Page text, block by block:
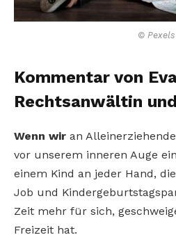
© Pexels
Kommentar von
Rechtsanwältin
Wenn wir an
vor unserem inneren Auge
einem Kind an jeder Hand,
Job und
Zeit mehr für sich,
Freizeit hat.